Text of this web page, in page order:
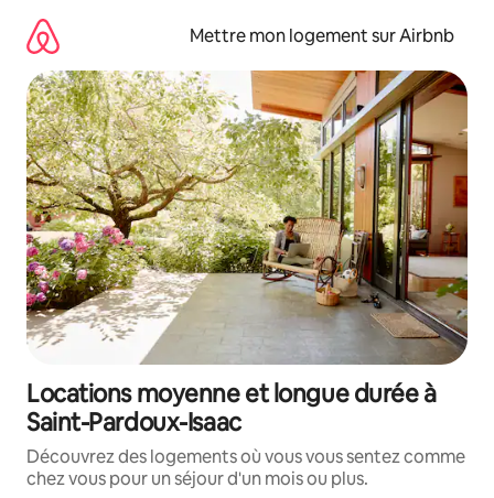
directement
contenu
Mettre mon logement sur Airbnb
Locations moyenne et longue durée à
Saint-Pardoux-Isaac
Découvrez des logements où vous vous sentez comme
chez vous pour un séjour d'un mois ou plus.